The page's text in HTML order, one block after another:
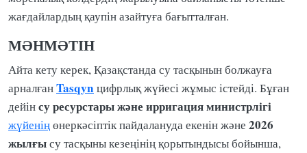
жағдайлардың қаупін азайтуға бағытталған.
МӘНМӘТІН
Айта кету керек, Қазақстанда су тасқынын болжауға
арналғанTasqyn цифрлық жүйесі жұмыс істейді. Бұған
дейінсу ресурстары және ирригация министрлігі
жүйеніңөнеркәсіптік пайдалануда екенін және 2026
жылғысу тасқыны кезеңінің қорытындысы бойынша,